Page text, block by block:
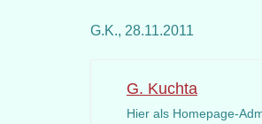
G.K., 28.11.2011
G. Kuchta
Hier als Homepage-